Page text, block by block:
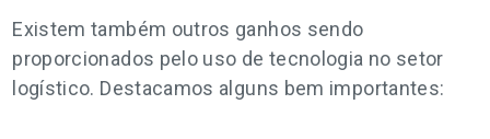
Existem também outros ganhos sendo
proporcionados pelo uso de tecnologia no setor
logístico. Destacamos alguns bem importantes: